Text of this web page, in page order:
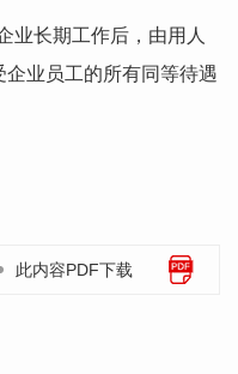
业长期工作后，由用人
业员工的所有同等待遇
此内容PDF下载